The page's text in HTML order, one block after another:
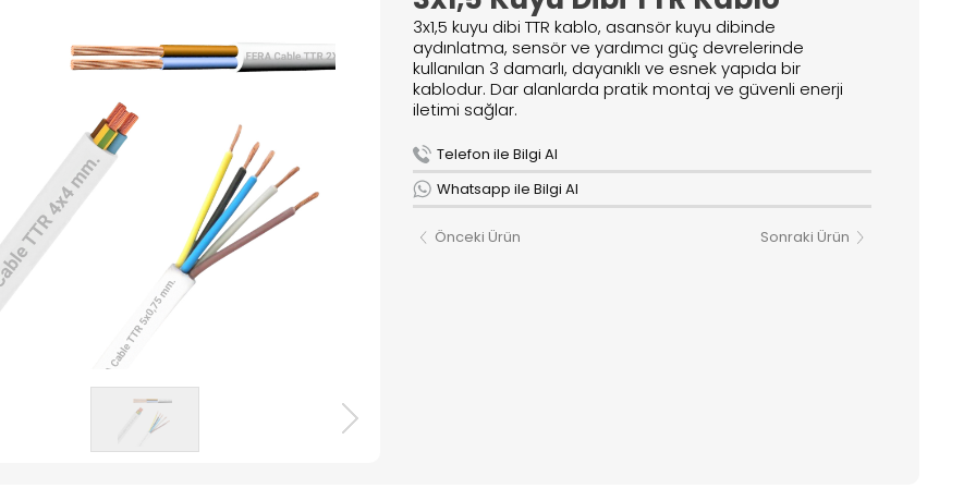
Lojistik
3x1,5 kuyu dibi TTR kablo, asansör kuyu dibinde
aydınlatma, sensör ve yardımcı güç devrelerinde
kullanılan 3 damarlı, dayanıklı ve esnek yapıda bir
kablodur. Dar alanlarda pratik montaj ve güvenli enerji
iletimi sağlar.
Telefon ile Bilgi Al
Whatsapp ile Bilgi Al
Önceki Ürün Sonraki Ürün